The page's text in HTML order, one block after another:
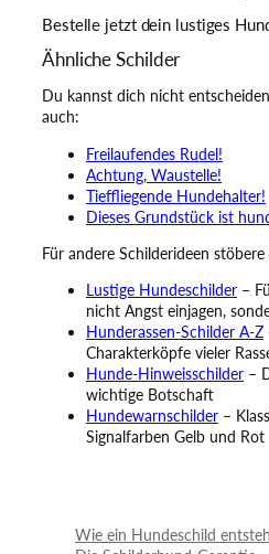
Bestelle jetzt dein lustiges
Ähnliche Schilder
Du kannst dich nicht
auch:
Freilaufendes Rudel!
Achtung, Waustelle!
Tieffliegende Hundehalter!
Dieses Grundstück ist
Für andere Schilderideen
Lustige Hundeschilder –
nicht Angst einjagen,
Hunderassen-Schilder A-Z
Charakterköpfe vieler
Hunde-Hinweisschilder –
wichtige Botschaft
Hundewarnschilder –
Signalfarben Gelb und Rot
Wie ein Hundeschild